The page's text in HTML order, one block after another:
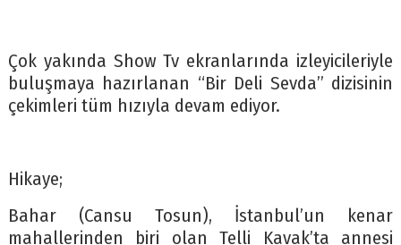
Çok yakında Show Tv ekranlarında izleyicileriyle
buluşmaya hazırlanan ‘‘Bir Deli Sevda’’ dizisinin
çekimleri tüm hızıyla devam ediyor.
Hikaye;
Bahar (Cansu Tosun), İstanbul’un kenar
mahallerinden biri olan Telli Kavak’ta annesi